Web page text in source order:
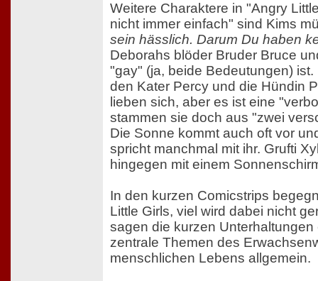
Weitere Charaktere in "Angry
nicht immer einfach" sind Kims
sein hässlich. Darum Du haben
Deborahs blöder Bruder Bruce
"gay" (ja, beide Bedeutungen)
den Kater Percy und die Hündin
lieben sich, aber es ist eine
stammen sie doch aus "zwei
Die Sonne kommt auch oft vor
spricht manchmal mit ihr. Grufti
hingegen mit einem
In den kurzen Comicstrips
Little Girls, viel wird dabei nicht
sagen die kurzen
zentrale Themen des
menschlichen Lebens allgemein.